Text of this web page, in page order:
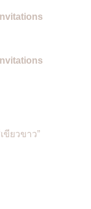
ขียวขาว”